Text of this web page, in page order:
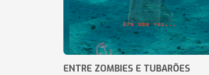
ENTRE ZOMBIES E TUBARÕES